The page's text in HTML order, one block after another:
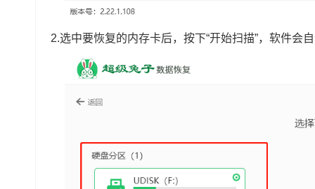
2.选中要恢复的内存卡后，按下“开始扫描”，软件会